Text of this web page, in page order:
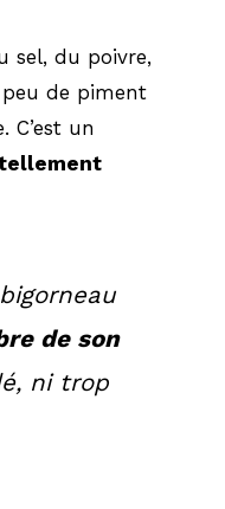
sel, du poivre,
de piment
C’est un
de son
ni trop